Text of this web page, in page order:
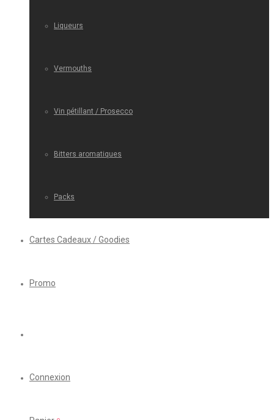
Liqueurs
Vermouths
Vin pétillant / Prosecco
Bitters aromatiques
Packs
Cartes Cadeaux / Goodies
Promo
Connexion